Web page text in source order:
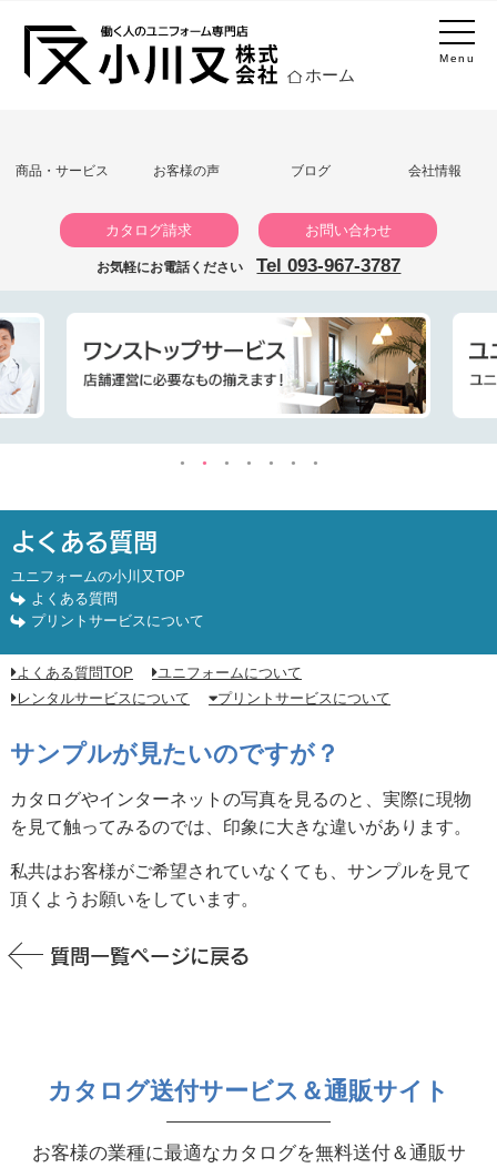
Menu
ホーム
商品・サービス お客様の声 ブログ 会社情報
カタログ請求 お問い合わせ
お気軽にお電話ください Tel 093-967-3787
よくある質問
ユニフォームの小川又TOP
よくある質問
プリントサービスについて
よくある質問TOP
ユニフォームについて
レンタルサービスについて
プリントサービスについて
サンプルが見たいのですが？
カタログやインターネットの写真を見るのと、実際に現物
を見て触ってみるのでは、印象に大きな違いがあります。
私共はお客様がご希望されていなくても、サンプルを見て
頂くようお願いをしています。
質問一覧ページに戻る
カタログ送付サービス＆通販サイト
お客様の業種に最適なカタログを無料送付＆通販サ